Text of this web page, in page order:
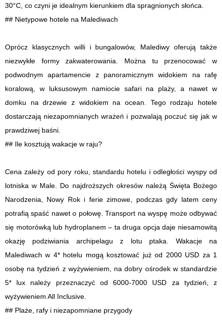
30°C, co czyni je idealnym kierunkiem dla spragnionych słońca.
## Nietypowe hotele na Malediwach
Oprócz klasycznych willi i bungalowów, Malediwy oferują także
niezwykłe formy zakwaterowania. Można tu przenocować w
podwodnym apartamencie z panoramicznym widokiem na rafę
koralową, w luksusowym namiocie safari na plaży, a nawet w
domku na drzewie z widokiem na ocean. Tego rodzaju hotele
dostarczają niezapomnianych wrażeń i pozwalają poczuć się jak w
prawdziwej baśni.
## Ile kosztują wakacje w raju?
Cena zależy od pory roku, standardu hotelu i odległości wyspy od
lotniska w Male. Do najdroższych okresów należą Święta Bożego
Narodzenia, Nowy Rok i ferie zimowe, podczas gdy latem ceny
potrafią spaść nawet o połowę. Transport na wyspę może odbywać
się motorówką lub hydroplanem – ta druga opcja daje niesamowitą
okazję podziwiania archipelagu z lotu ptaka. Wakacje na
Malediwach w 4* hotelu mogą kosztować już od 2000 USD za 1
osobę na tydzień z wyżywieniem, na dobry ośrodek w standardzie
5* lux należy przeznaczyć od 6000-7000 USD za tydzień, z
wyżywieniem All Inclusive.
## Plaże, rafy i niezapomniane przygody